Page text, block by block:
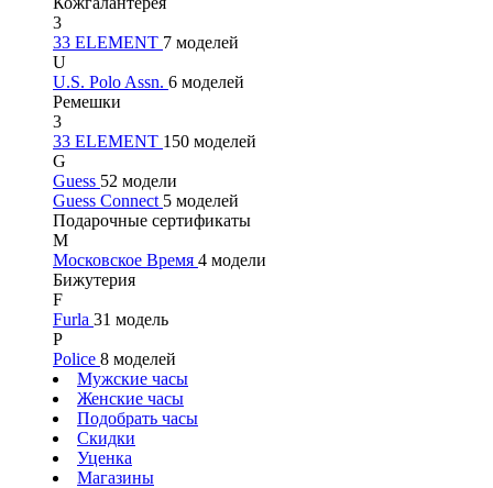
3
33 ELEMENT 7 моделей
U
U.S. Polo Assn. 6 моделей
Ремешки
3
33 ELEMENT 150 моделей
G
Guess 52 модели
Guess Connect 5 моделей
Подарочные сертификаты
М
Московское Время 4 модели
Бижутерия
F
Furla 31 модель
P
Police 8 моделей
Мужские часы
Женские часы
Подобрать часы
Скидки
Уценка
Магазины